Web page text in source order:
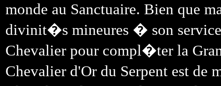
monde au Sanctuaire. Bien que
divinit�s mineures � son
Chevalier pour compl�ter la
Chevalier d'Or du Serpent est